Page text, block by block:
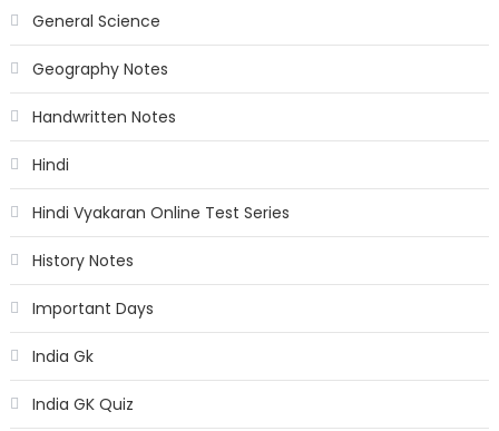
General Science
Geography Notes
Handwritten Notes
Hindi
Hindi Vyakaran Online Test Series
History Notes
Important Days
India Gk
India GK Quiz